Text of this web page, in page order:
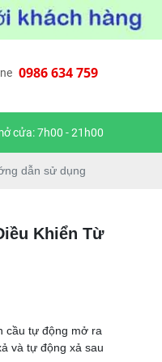
0986 634 759
cửa: 7h00 - 21h00
dẫn sử dụng
Khiển Từ
cầu tự động mở ra
và tự động xả sau